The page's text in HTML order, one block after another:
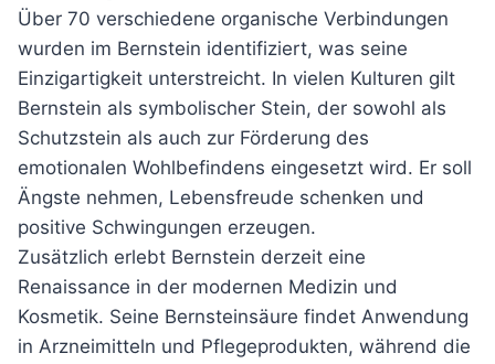
Über 70 verschiedene organische Verbindungen
wurden im Bernstein identifiziert, was seine
Einzigartigkeit unterstreicht. In vielen Kulturen gilt
Bernstein als symbolischer Stein, der sowohl als
Schutzstein als auch zur Förderung des
emotionalen Wohlbefindens eingesetzt wird. Er soll
Ängste nehmen, Lebensfreude schenken und
positive Schwingungen erzeugen.
Zusätzlich erlebt Bernstein derzeit eine
Renaissance in der modernen Medizin und
Kosmetik. Seine Bernsteinsäure findet Anwendung
in Arzneimitteln und Pflegeprodukten, während die